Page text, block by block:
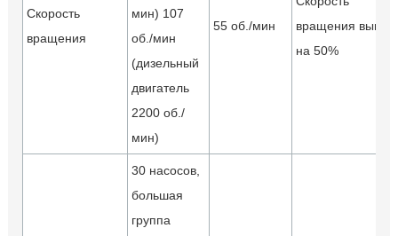
Скорость
вращения
мин) 107
об./мин
(дизельный
двигатель
2200 об./
мин)
55 об./мин
вращения выше
на 50%
30 насосов,
большая
группа